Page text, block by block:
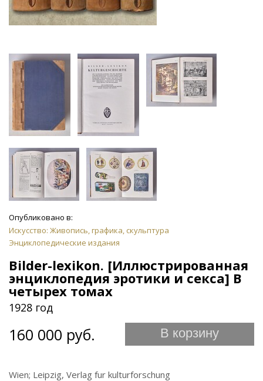
Опубликовано в:
Искусство: Живопись, графика, скульптура
Энциклопедические издания
Bilder-lexikon. [Иллюстрированная
энциклопедия эротики и секса] В
четырех томах
1928 год
160 000 руб. В корзину
Wien; Leipzig, Verlag fur kulturforschung